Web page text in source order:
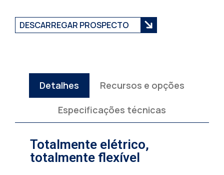
DESCARREGAR PROSPECTO
Detalhes Recursos e opções
Especificações técnicas
Totalmente elétrico,
totalmente flexível